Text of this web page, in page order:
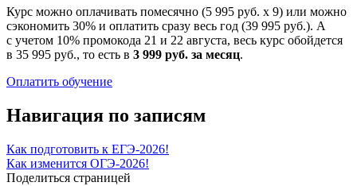
Курс можно оплачивать помесячно (5 995 руб. х 9) или можно
сэкономить 30% и оплатить сразу весь год (39 995 руб.). А
с учетом 10% промокода 21 и 22 августа, весь курс обойдется
в 35 995 руб., то есть в 3 999 руб. за месяц.
Оплатить обучение
Навигация по записям
Как подготовить к ЕГЭ-2026!
Как изменится ОГЭ-2026!
Поделиться страницей